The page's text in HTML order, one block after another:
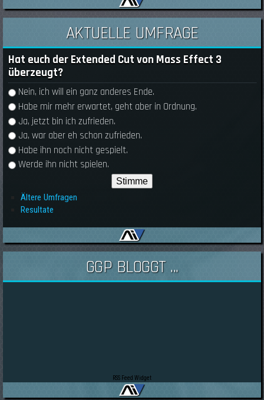
AKTUELLE UMFRAGE
Hat euch der Extended Cut von Mass Effect 3
überzeugt?
Auswahlmöglichkeiten
Nein, ich will ein ganz anderes Ende.
Habe mir mehr erwartet, geht aber in Ordnung.
Ja, jetzt bin ich zufrieden.
Ja, war aber eh schon zufrieden.
Habe ihn noch nicht gespielt.
Werde ihn nicht spielen.
Ältere Umfragen
Resultate
GGP BLOGGT ...
RSS Feed Widget